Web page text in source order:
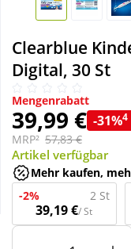
Natur &
Sanitätshaus
Sport & Fitness
Tierbedarf
Wellness
Clearblue
Digital, 30 St
Mengenrabatt
39,99 € -31%4
MRP² 57,83 €
Artikel verfügbar
Mehr kaufen,
-2%
2 St
39,19 €/ St